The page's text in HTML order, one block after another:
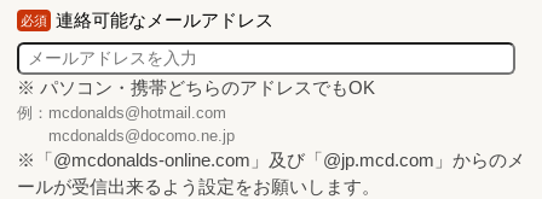
必須 連絡可能なメールアドレス
※ パソコン・携帯どちらのアドレスでもOK
例：mcdonalds@hotmail.com
mcdonalds@docomo.ne.jp
※「@mcdonalds-online.com」及び「@jp.mcd.com」からのメ
ールが受信出来るよう設定をお願いします。